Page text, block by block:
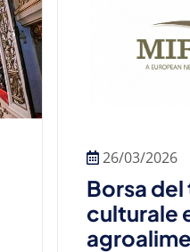
26/03/2026
Borsa
culturale